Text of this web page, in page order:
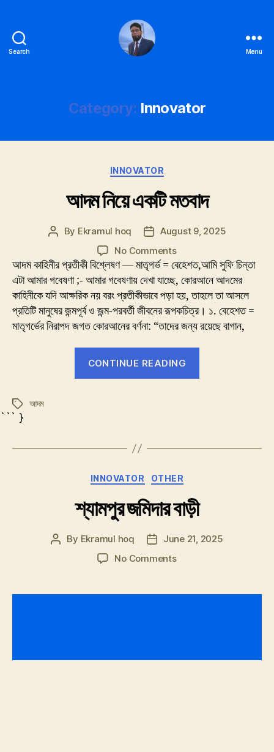
Search Menu
Category: Innovator
Categories
INNOVATOR
আদম নিয়ে একটি মতবাদ
Post
By Ekramul hoq
PostAugust 9, 2025
No Commentson
আদম
নিয়ে
মতবাদ
আদম কাহিনীর প্রতীকী বিশ্লেষণ — মাতৃগর্ভ = বেহেশত,আমি সুফি চিন্তা
এটা আমার গবেষণা ;- আমার গবেষণায় দেখা যাচ্ছে, কোরআনে আদমের
কাহিনীকে যদি আক্ষরিক নয় বরং প্রতীকীভাবে পড়া হয়, তাহলে তা আসলে
প্রতিটি মানুষের জন্মপূর্ব ও জন্ম-পরবর্তী জীবনের রূপকচিত্র। ১. বেহেশত =
মাতৃগর্ভের নিরাপদ জগত কোরআনের বর্ণনা: “তাদের জন্য রয়েছে বাগান,
CONTINUE READING
Tagsআদম
``` }
Categories
INNOVATOR OTHER
শ্যামপুর জমিদার বাড়ী
Post
By Ekramul hoq
PostJune 21, 2025
No Commentson
বাড়ী